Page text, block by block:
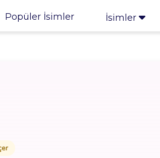
Popüler İsimler İsimler